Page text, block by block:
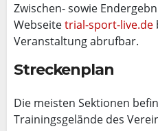
Zwischen- sowie
Webseitetrial-sport-live.de
Veranstaltung abrufbar.
Streckenplan
Die meisten Sektionen
Trainingsgelände des